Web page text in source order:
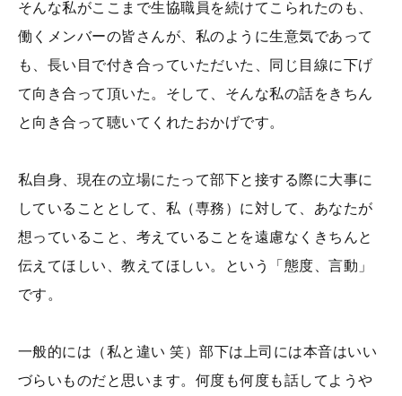
そんな私がここまで生協職員を続けてこられたのも、
働くメンバーの皆さんが、私のように生意気であって
も、長い目で付き合っていただいた、同じ目線に下げ
て向き合って頂いた。そして、そんな私の話をきちん
と向き合って聴いてくれたおかげです。
私自身、現在の立場にたって部下と接する際に大事に
していることとして、私（専務）に対して、あなたが
想っていること、考えていることを遠慮なくきちんと
伝えてほしい、教えてほしい。という「態度、言動」
です。
一般的には（私と違い 笑）部下は上司には本音はいい
づらいものだと思います。何度も何度も話してようや